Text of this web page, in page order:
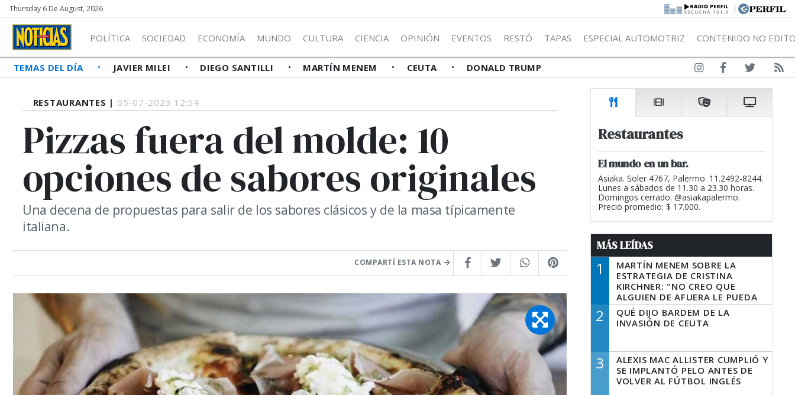
Thursday 6 De August, 2026 |
POLÍTICA SOCIEDAD ECONOMÍA MUNDO CULTURA CIENCIA OPINIÓN EVENTOS RESTÓ TAPAS ESPECIAL AUTOMOTRIZ CONTENIDO NO
TEMAS DEL DÍA JAVIER MILEI DIEGO SANTILLI MARTÍN MENEM CEUTA DONALD TRUMP
RESTAURANTES | 05-07-2023 12:54
Pizzas fuera del molde: 10
opciones de sabores originales
Una decena de propuestas para salir de los sabores clásicos y de la masa típicamente
italiana.
COMPARTÍ ESTA NOTA
Restaurantes
El mundo en un bar.
Asiaka. Soler 4767, Palermo. 11.2492-8244.
Lunes a sábados de 11.30 a 23.30 horas.
Domingos cerrado. @asiakapalermo.
Precio promedio: $ 17.000.
MÁS LEÍDAS
1
MARTÍN MENEM SOBRE LA
ESTRATEGIA DE CRISTINA
KIRCHNER: "NO CREO QUE
ALGUIEN DE AFUERA LE PUEDA
DECIR A LA JUSTICIA LO QUE
TIENE QUE HACER"
2
QUÉ DIJO BARDEM DE LA
INVASIÓN DE CEUTA
3
ALEXIS MAC ALLISTER CUMPLIÓ Y
SE IMPLANTÓ PELO ANTES DE
VOLVER AL FÚTBOL INGLÉS